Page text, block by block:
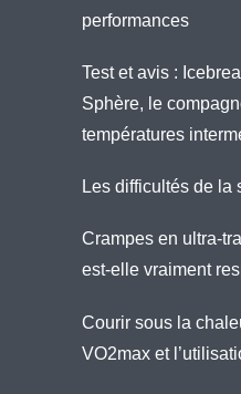
performances
Test et avis :
Sphère, le
températures
Les difficultés de la
Crampes en ultra-
est-elle vraiment
Courir sous la
VO2max et